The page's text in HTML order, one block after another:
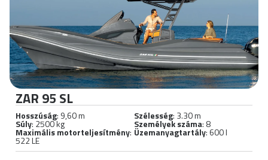
ZAR 95 SL
Hosszúság: 9,60 m Szélesség: 3.30 m
Súly: 2500 kg Személyek száma: 8
Maximális motorteljesítmény:
522 LE
Üzemanyagtartály: 600 l